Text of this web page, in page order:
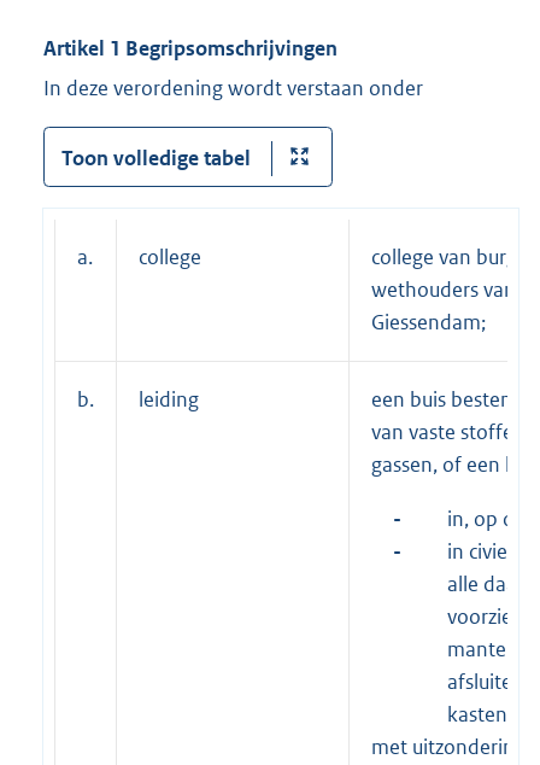
Artikel 1 Begripsomschrijvingen
In deze verordening wordt verstaan onder
Toon volledige tabel
a. college
college van
wethouders van
Giessendam;
b. leiding
een buis
van vaste stoffen,
gassen, of een
-
in, op of
-
in civiele
alle
kasten
met uitzondering